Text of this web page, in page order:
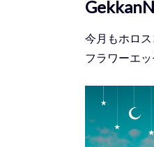
今月もホロス
フラワーエッ